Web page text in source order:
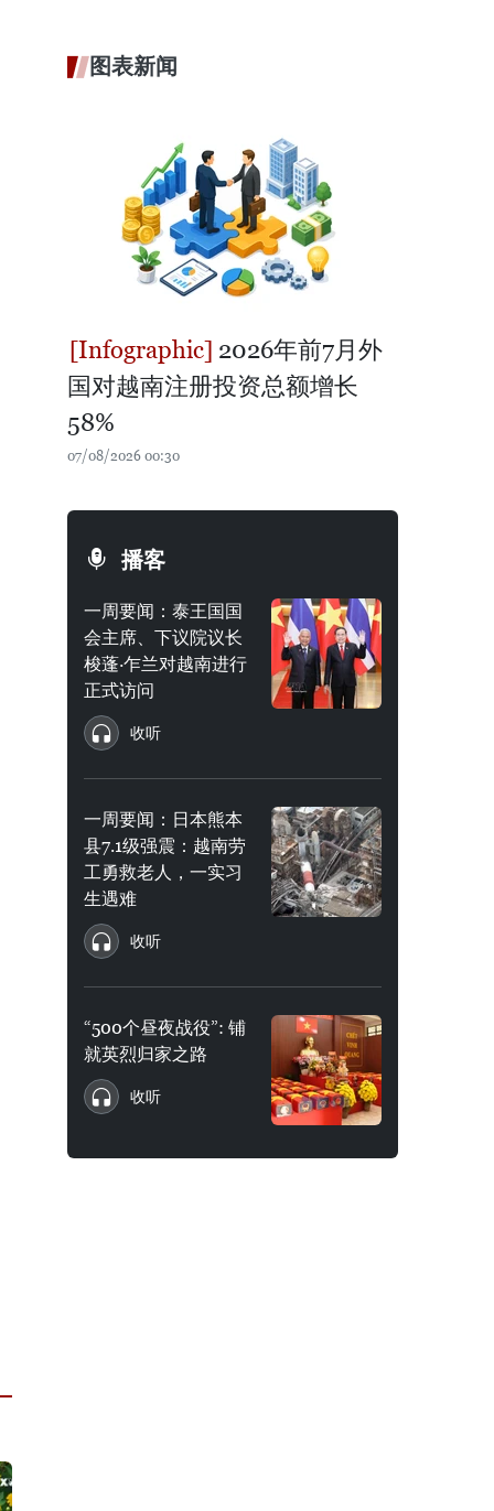
图表新闻
2026年前7月外
国对越南注册投资总额增长
58%
07/08/2026 00:30
播客
一周要闻：泰王国国
会主席、下议院议长
梭蓬·乍兰对越南进行
正式访问
收听
一周要闻：日本熊本
县7.1级强震：越南劳
工勇救老人，一实习
生遇难
收听
“500个昼夜战役”: 铺
就英烈归家之路
收听